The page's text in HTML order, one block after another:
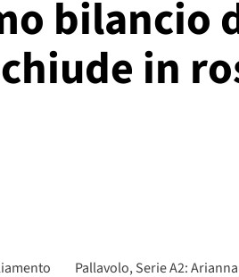
bilancio
in
Pallavolo, Serie A2: